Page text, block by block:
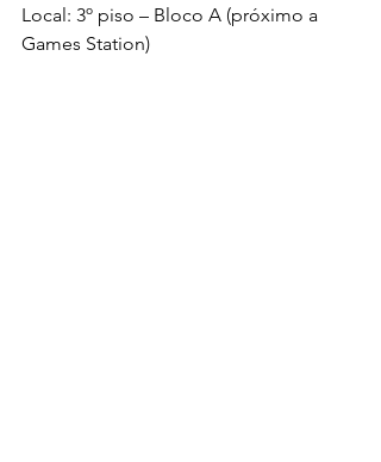
Local: 3º piso – Bloco A (próximo a
Games Station)